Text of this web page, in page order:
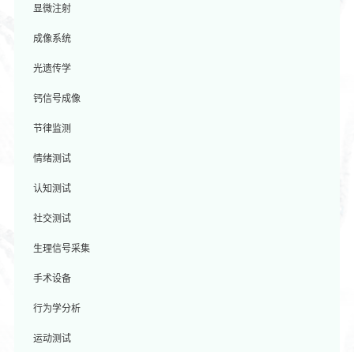
显微注射
成像系统
光遗传学
钙信号成像
节律监测
情绪测试
认知测试
社交测试
生理信号采集
手术设备
行为学分析
运动测试